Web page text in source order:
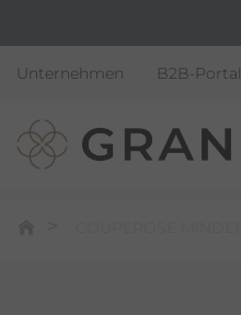
Unternehmen B2B-Portal